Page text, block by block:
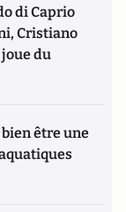
di Caprio
Cristiano
du
bien être une